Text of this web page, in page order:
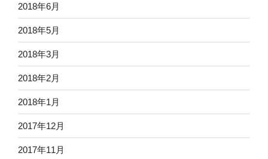
2018年6月
2018年5月
2018年3月
2018年2月
2018年1月
2017年12月
2017年11月